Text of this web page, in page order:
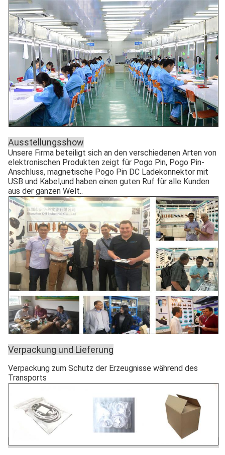
Ausstellungsshow
Unsere Firma beteiligt sich an den verschiedenen Arten von
elektronischen Produkten zeigt für Pogo Pin, Pogo Pin-
Anschluss, magnetische Pogo Pin DC Ladekonnektor mit
USB und Kabel,und haben einen guten Ruf für alle Kunden
aus der ganzen Welt..
Verpackung und Lieferung
Verpackung zum Schutz der Erzeugnisse während des
Transports